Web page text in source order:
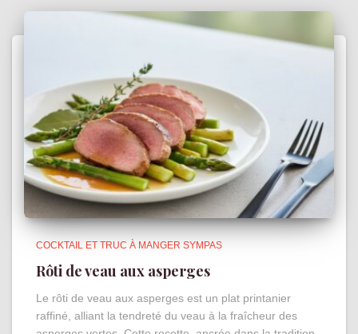
COCKTAIL ET TRUC À MANGER SYMPAS
Rôti de veau aux asperges
Le rôti de veau aux asperges est un plat printanier
raffiné, alliant la tendreté du veau à la fraîcheur des